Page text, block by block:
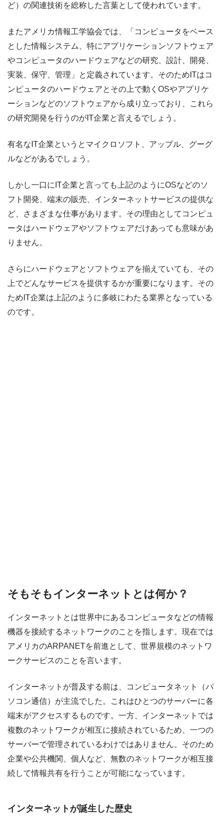
ど）の関連技術を総称した言葉として使われています。
またアメリカ情報工学協会では、「コンピュータをベース
とした情報システム、特にアプリケーションソフトウェア
やコンピュータのハードウェアなどの研究、設計、開発、
実装、保守、管理」と定義されています。そのためITはコ
ンピュータのハードウェアとその上で動くOSやアプリケ
ーションなどのソフトウェアから成り立っており、これら
の研究開発を行うのがIT企業と言えるでしょう。
有名なIT企業というとマイクロソフト、アップル、グーグ
ルなどがあるでしょう。
しかし一口にIT企業と言っても上記のようにOSなどのソ
フト開発、端末の販売、インターネットサービスの提供な
ど、さまざまな仕事があります。その理由としてコンピュ
ータはハードウェアやソフトウェアだけあっても意味があ
りません。
さらにハードウェアとソフトウェアを揃えていても、その
上でどんなサービスを提供するかが重要になります。その
ためIT企業は上記のように多岐にわたる業界となっている
のです。
そもそもインターネットとは何か？
インターネットとは世界中にあるコンピュータなどの情報
機器を接続するネットワークのことを指します。現在では
アメリカのARPANETを前進として、世界規模のネットワ
ークサービスのことを言います。
インターネットが普及する前は、コンピュータネット（パ
ソコン通信）が主流でした。これはひとつのサーバーに各
端末がアクセスするものです。一方、インターネットでは
複数のネットワークが相互に接続されているため、一つの
サーバーで管理されているわけではありません。そのため
企業や公共機関、個人など、無数のネットワークが相互接
続して情報共有を行うことが可能になっています。
インターネットが誕生した歴史